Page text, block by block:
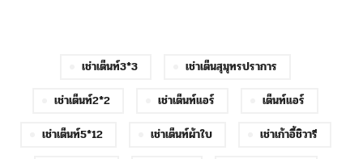
เช่าเต็นท์3*3
เช่าเต็นสุมุทรปราการ
เช่าเต็นท์2*2
เช่าเต็นท์แอร์
เต็นท์แอร์
เช่าเต็นท์5*12
เช่าเต็นท์ผ้าใบ
เช่าเก้าอี้ชิวารี